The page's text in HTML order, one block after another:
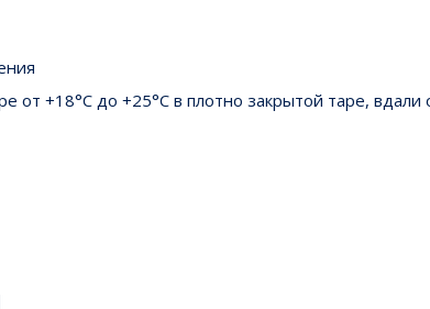
от +18°С до +25°С в плотно закрытой таре, вдали